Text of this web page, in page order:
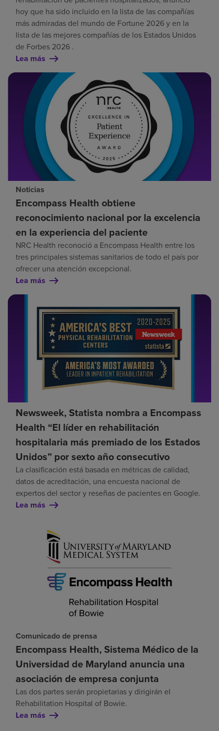
hoy que ha sido incluido en la lista de las compañías
más admiradas del mundo de Fortune 2026 y en la
lista de las mejores compañías de los Estados Unidos
de Forbes 2026 .
Lea más
Noticias
Encompass Health obtiene
reconocimiento nacional por la excelencia
en la experiencia del paciente
NRC Health reconoció a Encompass Health entre los
tres principales sistemas sanitarios de todo el país por
ofrecer una atención excepcional.
Lea más
Newsweek, Statista nombra a Encompass
Health “El líder en rehabilitación
hospitalaria más premiado de los Estados
Unidos” por sexto año consecutivo
La clasificación está basada en métricas de calidad,
datos de acreditación, una encuesta nacional de
expertos del sector y reseñas de pacientes en Google.
Lea más
Comunicado de prensa
Encompass Health, Sistema Médico de la
Universidad de Maryland anuncia una
asociación de empresa conjunta
Las dos partes serán propietarias y dirigirán el
Rehabilitation Hospital of Bowie.
Lea más